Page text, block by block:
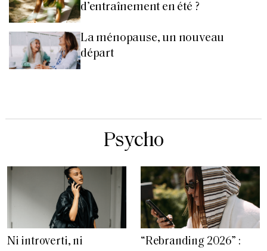
d’entraînement en été ?
La ménopause, un nouveau
départ
Psycho
Ni introverti, ni
“Rebranding 2026” :